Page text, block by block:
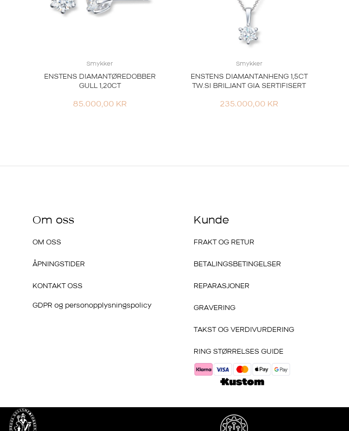
Smykker
ENSTENS DIAMANTØREDOBBER
GULL 1,20CT
85.000,00 KR
Smykker
ENSTENS DIAMANTANHENG 1,5CT
TW.SI BRILJANT GIA SERTIFISERT
235.000,00 KR
Om oss
OM OSS
ÅPNINGSTIDER
KONTAKT OSS
GDPR og personopplysningspolicy
Kunde
FRAKT OG RETUR
BETALINGSBETINGELSER
REPARASJONER
GRAVERING
TAKST OG VERDIVURDERING
RING STØRRELSES GUIDE